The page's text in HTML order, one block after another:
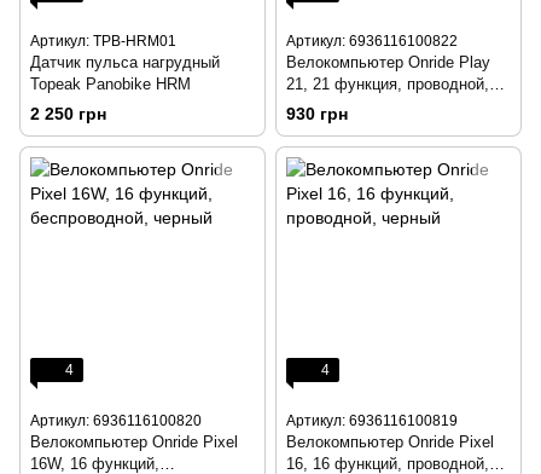
Артикул: TPB-HRM01
Датчик пульса нагрудный
Topeak Panobike HRM
2 250 грн
Артикул: 6936116100822
Велокомпьютер Onride Play
21, 21 функция, проводной,
черный
930 грн
4
Артикул: 6936116100820
Велокомпьютер Onride Pixel
16W, 16 функций,
4
Артикул: 6936116100819
Велокомпьютер Onride Pixel
16, 16 функций, проводной,